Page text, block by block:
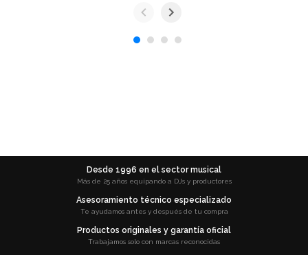
Desde 1996 en el sector musical
Más de 25 años equipando a DJs y productores
Asesoramiento técnico especializado
Te ayudamos antes y después de tu compra
Productos originales y garantía oficial
Trabajamos solo con marcas reconocidas